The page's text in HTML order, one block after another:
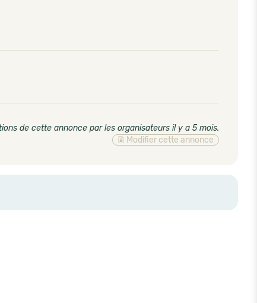
de cette annonce par les organisateurs il y a 5 mois.
Modifier cette annonce